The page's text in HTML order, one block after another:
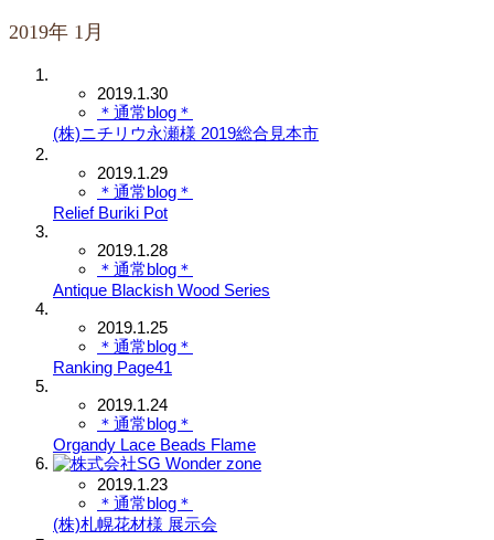
2019年 1月
2019.1.30
＊通常blog＊
(株)ニチリウ永瀬様 2019総合見本市
2019.1.29
＊通常blog＊
Relief Buriki Pot
2019.1.28
＊通常blog＊
Antique Blackish Wood Series
2019.1.25
＊通常blog＊
Ranking Page41
2019.1.24
＊通常blog＊
Organdy Lace Beads Flame
2019.1.23
＊通常blog＊
(株)札幌花材様 展示会